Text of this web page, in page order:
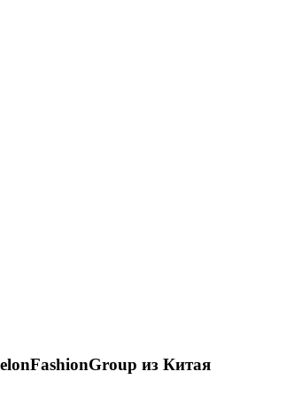
из Китая